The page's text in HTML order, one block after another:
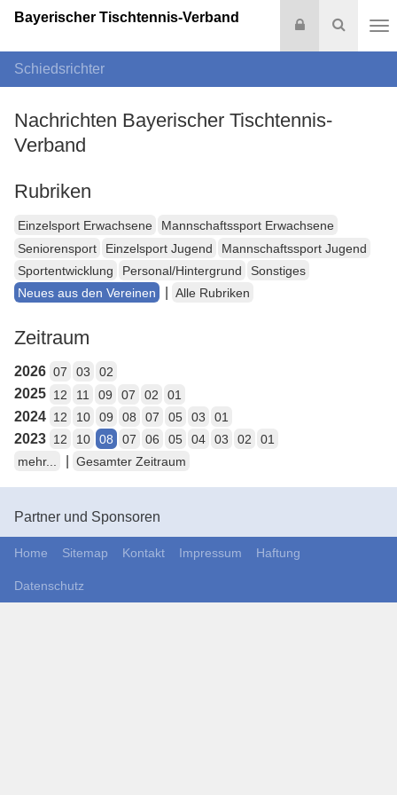
Suche
Login
Bayerischer Tischtennis-Verband
Schiedsrichter
Nachrichten Bayerischer Tischtennis-
Verband
Rubriken
Einzelsport Erwachsene
Mannschaftssport Erwachsene
Seniorensport
Einzelsport Jugend
Mannschaftssport Jugend
Sportentwicklung
Personal/Hintergrund
Sonstiges
Neues aus den Vereinen
Alle Rubriken
Zeitraum
2026 07 03 02
2025 12 11 09 07 02 01
2024 12 10 09 08 07 05 03 01
2023 12 10 08 07 06 05 04 03 02
01
mehr...
Gesamter Zeitraum
Partner und Sponsoren
Home Sitemap Kontakt Impressum Haftung
Datenschutz